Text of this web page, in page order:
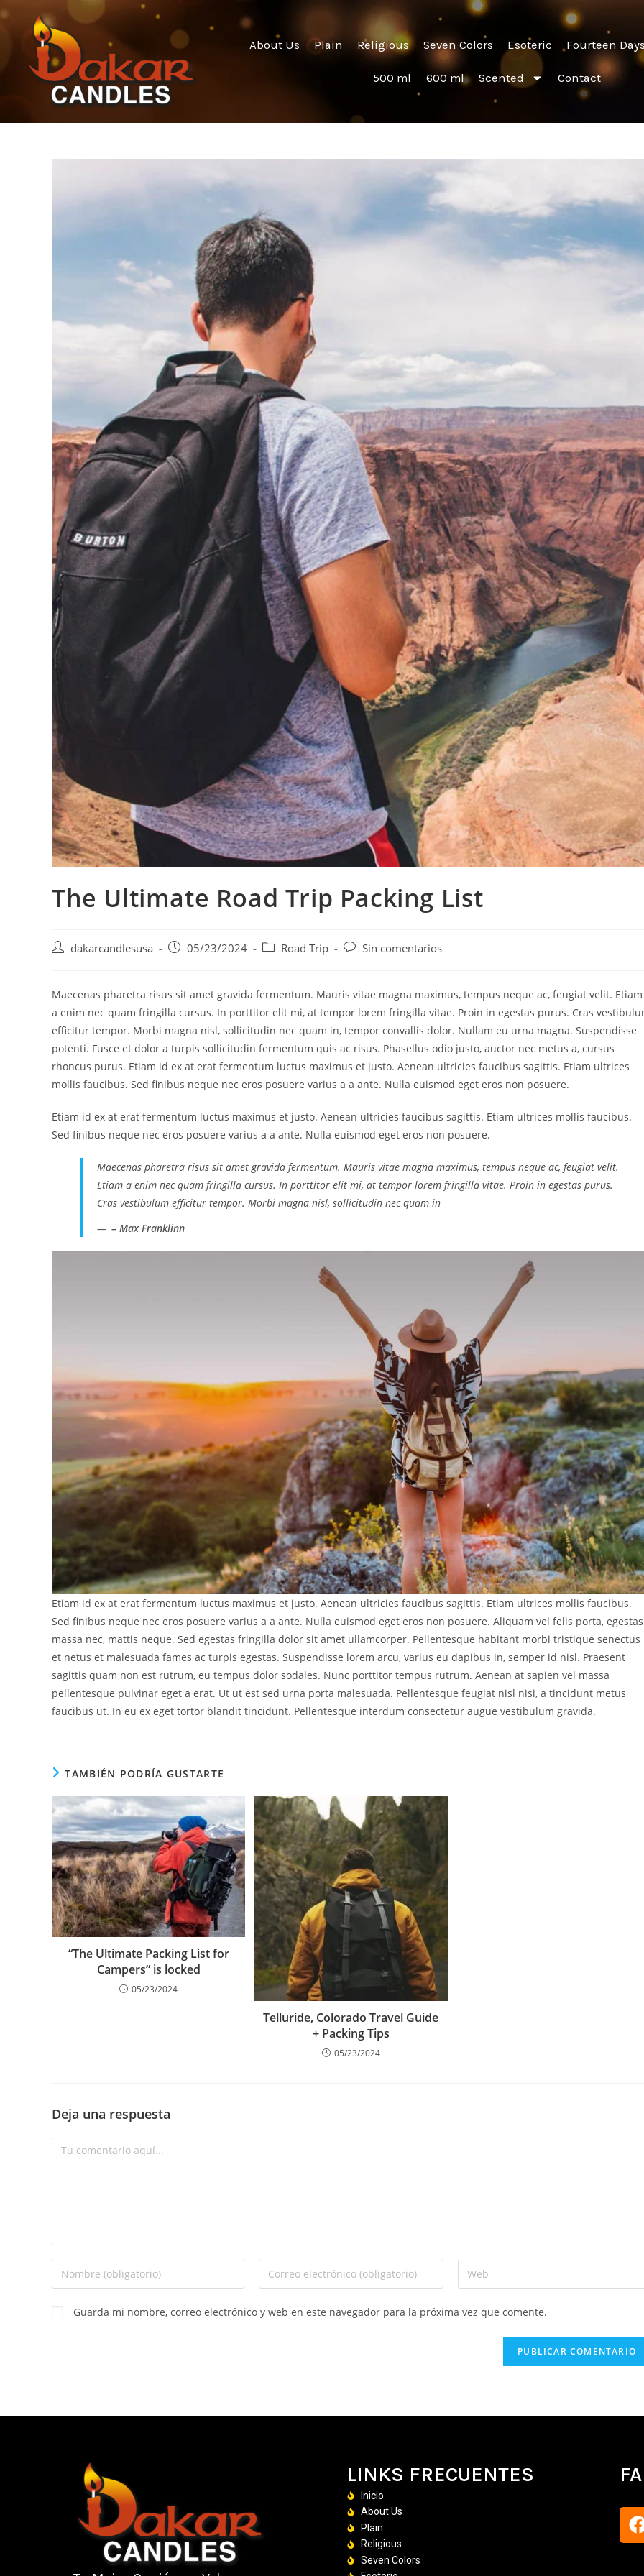
About Us Plain Religious Seven Colors Esoteric Fourteen
500 ml 600 ml Scented Contact
The Ultimate Road Trip Packing List
dakarcandlesusa 05/23/2024 Road Trip Sin comentarios
Maecenas pharetra risus sit amet gravida fermentum. Mauris vitae magna maximus, tempus neque ac, feugiat velit. Etiam
a enim nec quam fringilla cursus. In porttitor elit mi, at tempor lorem fringilla vitae. Proin in egestas purus. Cras
efficitur tempor. Morbi magna nisl, sollicitudin nec quam in, tempor convallis dolor. Nullam eu urna magna. Suspendisse
potenti. Fusce et dolor a turpis sollicitudin fermentum quis ac risus. Phasellus odio justo, auctor nec metus a, cursus
rhoncus purus. Etiam id ex at erat fermentum luctus maximus et justo. Aenean ultricies faucibus sagittis. Etiam ultrices
mollis faucibus. Sed finibus neque nec eros posuere varius a a ante. Nulla euismod eget eros non posuere.
Etiam id ex at erat fermentum luctus maximus et justo. Aenean ultricies faucibus sagittis. Etiam ultrices mollis faucibus.
Sed finibus neque nec eros posuere varius a a ante. Nulla euismod eget eros non posuere.
Maecenas pharetra risus sit amet gravida fermentum. Mauris vitae magna maximus, tempus neque ac, feugiat velit.
Etiam a enim nec quam fringilla cursus. In porttitor elit mi, at tempor lorem fringilla vitae. Proin in egestas purus.
Cras vestibulum efficitur tempor. Morbi magna nisl, sollicitudin nec quam in
– Max Franklinn
Etiam id ex at erat fermentum luctus maximus et justo. Aenean ultricies faucibus sagittis. Etiam ultrices mollis faucibus.
Sed finibus neque nec eros posuere varius a a ante. Nulla euismod eget eros non posuere. Aliquam vel felis porta, egestas
massa nec, mattis neque. Sed egestas fringilla dolor sit amet ullamcorper. Pellentesque habitant morbi tristique senectus
et netus et malesuada fames ac turpis egestas. Suspendisse lorem arcu, varius eu dapibus in, semper id nisl. Praesent
sagittis quam non est rutrum, eu tempus dolor sodales. Nunc porttitor tempus rutrum. Aenean at sapien vel massa
pellentesque pulvinar eget a erat. Ut ut est sed urna porta malesuada. Pellentesque feugiat nisl nisi, a tincidunt metus
faucibus ut. In eu ex eget tortor blandit tincidunt. Pellentesque interdum consectetur augue vestibulum gravida.
TAMBIÉN PODRÍA GUSTARTE
“The Ultimate Packing List for
Campers” is locked
05/23/2024
Telluride, Colorado Travel Guide
+ Packing Tips
05/23/2024
Deja una respuesta
Guarda mi nombre, correo electrónico y web en este navegador para la próxima vez que comente.
LINKS FRECUENTES
Inicio
About Us
Plain
Religious
Seven Colors